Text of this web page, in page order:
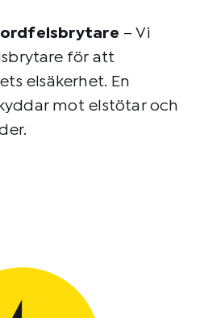
– Vi
för att
elsäkerhet. En
mot elstötar och